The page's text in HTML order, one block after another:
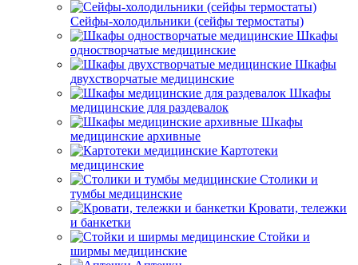
Сейфы-холодильники (сейфы термостаты)
Шкафы
одностворчатые медицинские
Шкафы
двухстворчатые медицинские
Шкафы
медицинские для раздевалок
Шкафы
медицинские архивные
Картотеки
медицинские
Столики и
тумбы медицинские
Кровати, тележки
и банкетки
Стойки и
ширмы медицинские